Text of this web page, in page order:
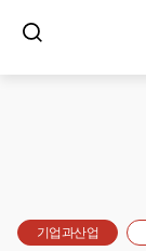
기업과산업